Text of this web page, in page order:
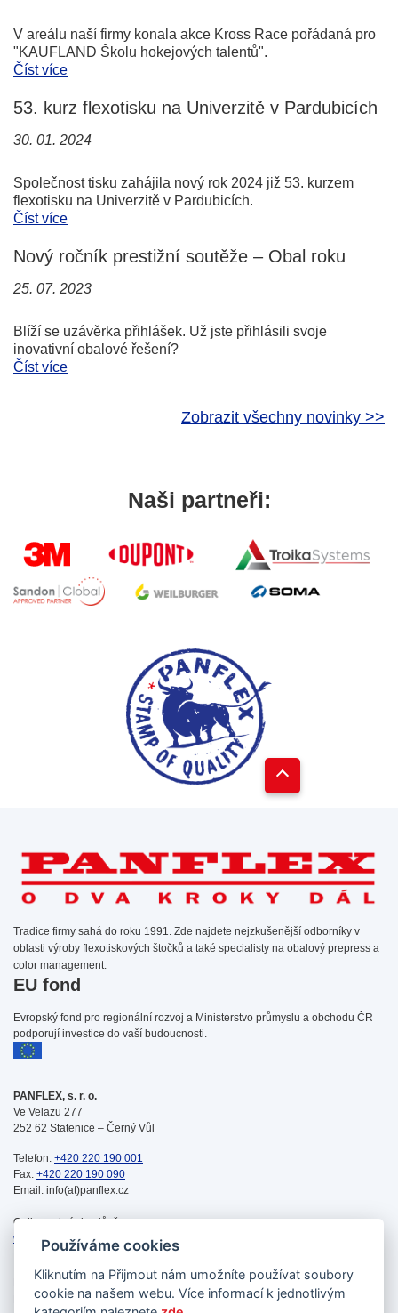
V areálu naší firmy konala akce Kross Race pořádaná pro
"KAUFLAND Školu hokejových talentů".
Číst více
53. kurz flexotisku na Univerzitě v Pardubicích
30. 01. 2024
Společnost tisku zahájila nový rok 2024 již 53. kurzem
flexotisku na Univerzitě v Pardubicích.
Číst více
Nový ročník prestižní soutěže – Obal roku
25. 07. 2023
Blíží se uzávěrka přihlášek. Už jste přihlásili svoje
inovativní obalové řešení?
Číst více
Zobrazit všechny novinky >>
Naši partneři:
Tradice firmy sahá do roku 1991. Zde najdete nejzkušenější odborníky v
oblasti výroby flexotiskových štočků a také specialisty na obalový prepress a
color management.
EU fond
Evropský fond pro regionální rozvoj a Ministerstvo průmyslu a obchodu ČR
podporují investice do vaší budoucnosti.
PANFLEX, s. r. o.
Ve Velazu 277
252 62 Statenice – Černý Vůl
Telefon: +420 220 190 001
Fax: +420 220 190 090
Email: info(at)panflex.cz
Online schránka důvěry:
www.nntb.cz/c/e57syrfe
Produkty
Novinky
Používáme cookies
Kliknutím na Přijmout nám umožníte používat soubory
cookie na našem webu. Více informací k jednotlivým